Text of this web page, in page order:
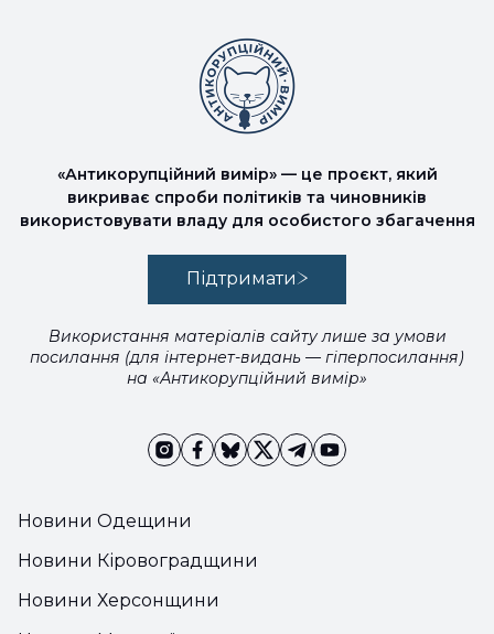
Новини Одещини
Новини Кіровоградщини
Новини Херсонщини
«Антикорупційний вимір» — це проєкт, який
викриває спроби політиків та чиновників
використовувати владу для особистого збагачення
Підтримати
Використання матеріалів сайту лише за умови
посилання (для інтернет-видань — гіперпосилання)
на «Антикорупційний вимір»